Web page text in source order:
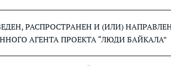
РАСПРОСТРАНЕН И (ИЛИ)
АГЕНТА ПРОЕКТА “ЛЮДИ БАЙКАЛА”